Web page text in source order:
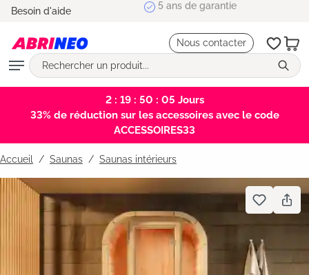
principal
Besoin d'aide 5 ans de garantie
Nous contacter
2 : 19 : 50 : 05 Jours
33% de réduction sur les accessoires avec le code
ACCESSOIRES33
Accueil Saunas / Saunas intérieurs
Bildergalerie überspringen